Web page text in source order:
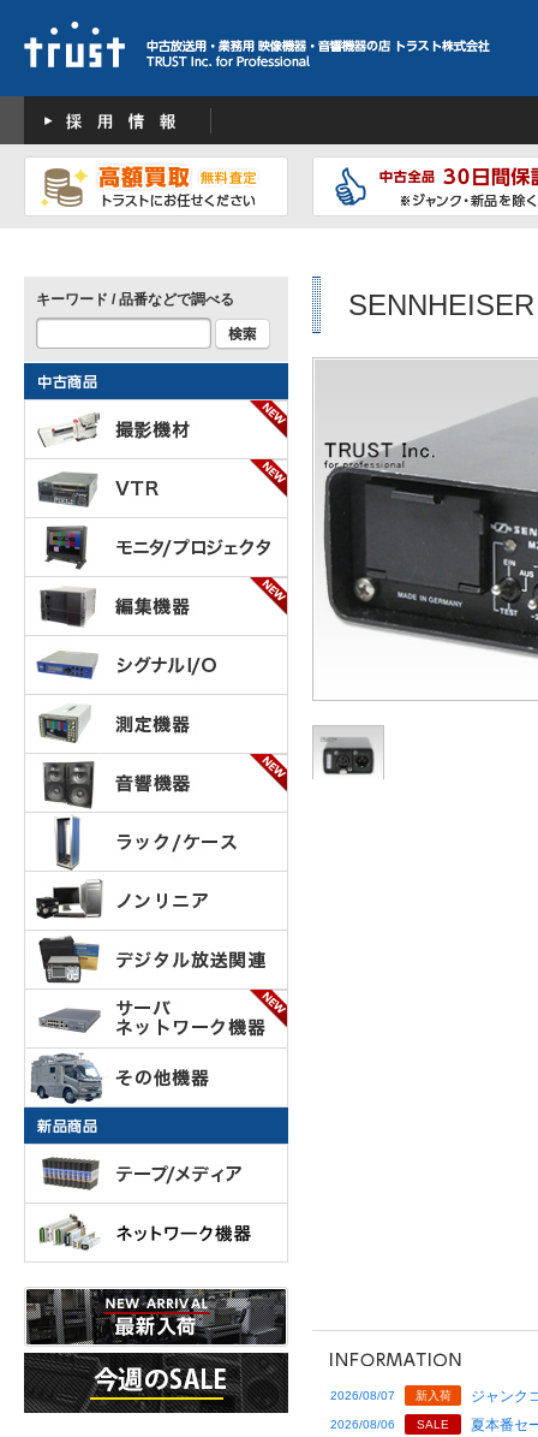
2026/08/07 新入荷 ジャンク
2026/08/06 SALE 夏本番セ
キーワード / 品番などで調べる